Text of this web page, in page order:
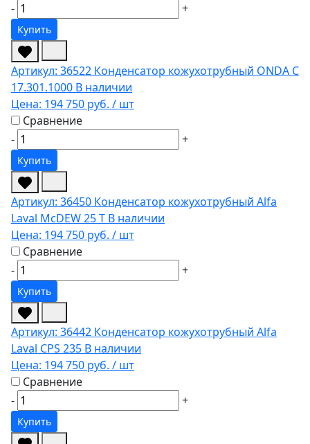
-
+
Купить
Артикул: 36522 Конденсатор кожухотрубный ONDA C
17.301.1000 В наличии
Цена: 194 750 руб. / шт
Сравнение
-
+
Купить
Артикул: 36450 Конденсатор кожухотрубный Alfa
Laval McDEW 25 T В наличии
Цена: 194 750 руб. / шт
Сравнение
-
+
Купить
Артикул: 36442 Конденсатор кожухотрубный Alfa
Laval CPS 235 В наличии
Цена: 194 750 руб. / шт
Сравнение
-
+
Купить